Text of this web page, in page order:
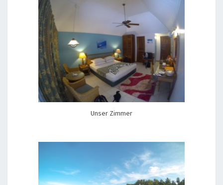
Unser Zimmer